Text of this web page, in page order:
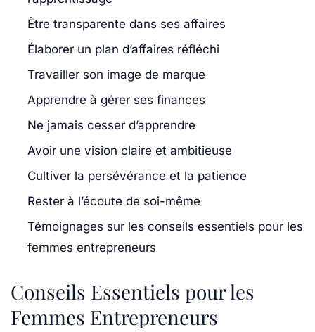
Être transparente dans ses affaires
Élaborer un plan d’affaires réfléchi
Travailler son image de marque
Apprendre à gérer ses finances
Ne jamais cesser d’apprendre
Avoir une vision claire et ambitieuse
Cultiver la persévérance et la patience
Rester à l’écoute de soi-même
Témoignages sur les conseils essentiels pour les
femmes entrepreneurs
Conseils Essentiels pour les
Femmes Entrepreneurs